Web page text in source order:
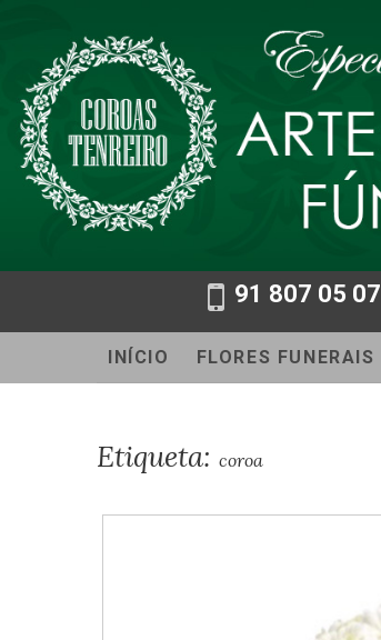
91 807 05 07
INÍCIO FLORES FUNERAIS
Etiqueta: coroa